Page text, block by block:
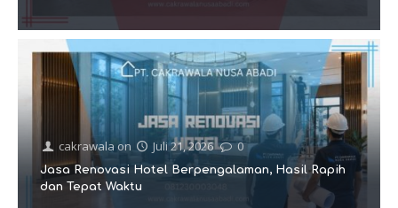
cakrawalaon Juli 21, 2026 0
Jasa Renovasi Hotel Berpengalaman, Hasil Rapih
dan Tepat Waktu